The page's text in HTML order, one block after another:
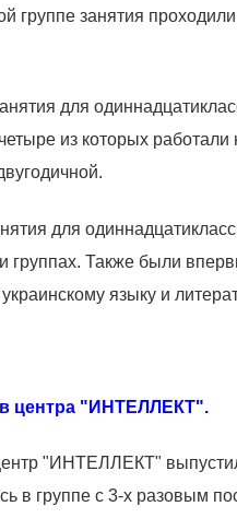
группе занятия
для
из которых работали
для
группах. Также были
языку и
центра "ИНТЕЛЛЕКТ".
"ИНТЕЛЛЕКТ"
в группе с 3-х разовым